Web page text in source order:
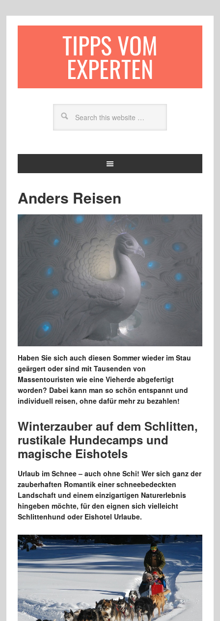
TIPPS VOM
EXPERTEN
Anders Reisen
Haben Sie sich auch diesen Sommer wieder im Stau
geärgert oder sind mit Tausenden von
Massentouristen wie eine Vieherde abgefertigt
worden? Dabei kann man so schön entspannt und
individuell reisen, ohne dafür mehr zu bezahlen!
Winterzauber auf dem Schlitten,
rustikale Hundecamps und
magische Eishotels
Urlaub im Schnee – auch ohne Schi! Wer sich ganz der
zauberhaften Romantik einer schneebedeckten
Landschaft und einem einzigartigen Naturerlebnis
hingeben möchte, für den eignen sich vielleicht
Schlittenhund oder Eishotel Urlaube.